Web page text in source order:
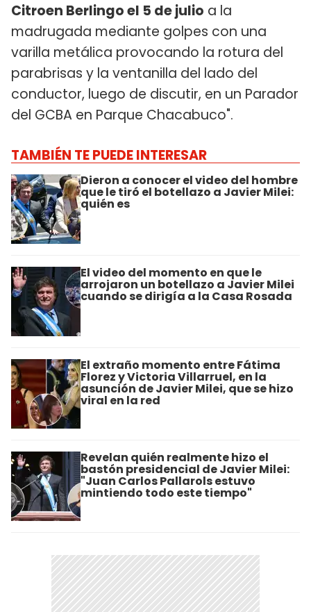
Citroen Berlingo el 5 de julio a la
madrugada mediante golpes con una
varilla metálica provocando la rotura del
parabrisas y la ventanilla del lado del
conductor, luego de discutir, en un Parador
del GCBA en Parque Chacabuco".
TAMBIÉN TE PUEDE INTERESAR
Dieron a conocer el video del hombre
que le tiró el botellazo a Javier Milei:
quién es
El video del momento en que le
arrojaron un botellazo a Javier Milei
cuando se dirigía a la Casa Rosada
El extraño momento entre Fátima
Florez y Victoria Villarruel, en la
asunción de Javier Milei, que se hizo
viral en la red
Revelan quién realmente hizo el
bastón presidencial de Javier Milei:
"Juan Carlos Pallarols estuvo
mintiendo todo este tiempo"